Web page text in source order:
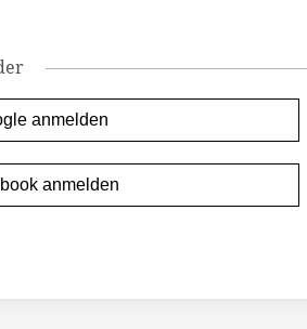
anmelden
anmelden